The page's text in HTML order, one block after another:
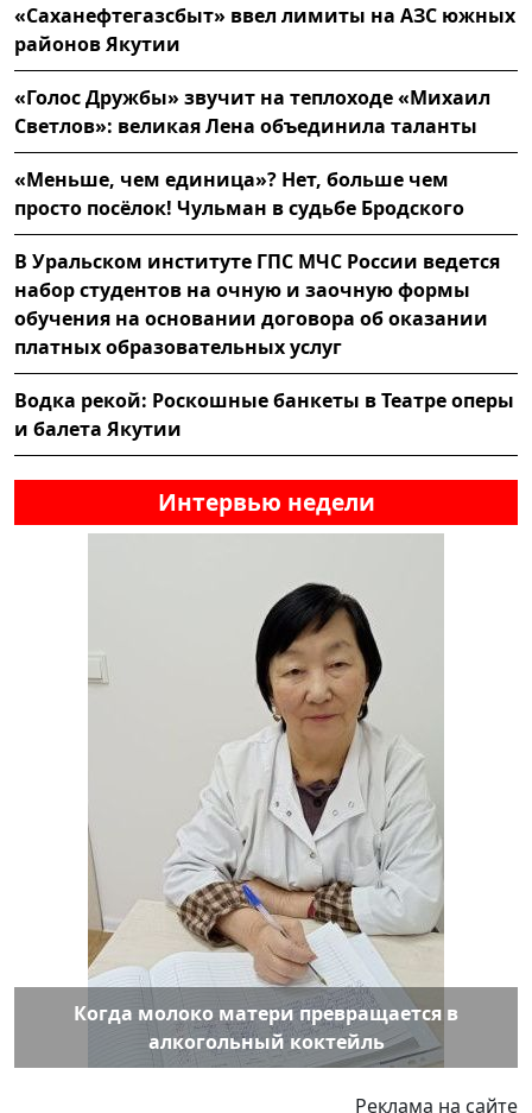
«Саханефтегазсбыт» ввел лимиты на АЗС южных
районов Якутии
«Голос Дружбы» звучит на теплоходе «Михаил
Светлов»: великая Лена объединила таланты
«Меньше, чем единица»? Нет, больше чем
просто посёлок! Чульман в судьбе Бродского
В Уральском институте ГПС МЧС России ведется
набор студентов на очную и заочную формы
обучения на основании договора об оказании
платных образовательных услуг
Водка рекой: Роскошные банкеты в Театре оперы
и балета Якутии
Интервью недели
Когда молоко матери превращается в
алкогольный коктейль
Реклама на сайте